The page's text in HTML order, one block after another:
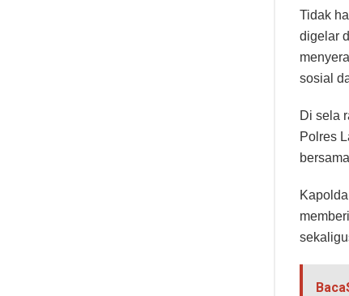
Tidak
digelar
sosial
Di sela
Polres